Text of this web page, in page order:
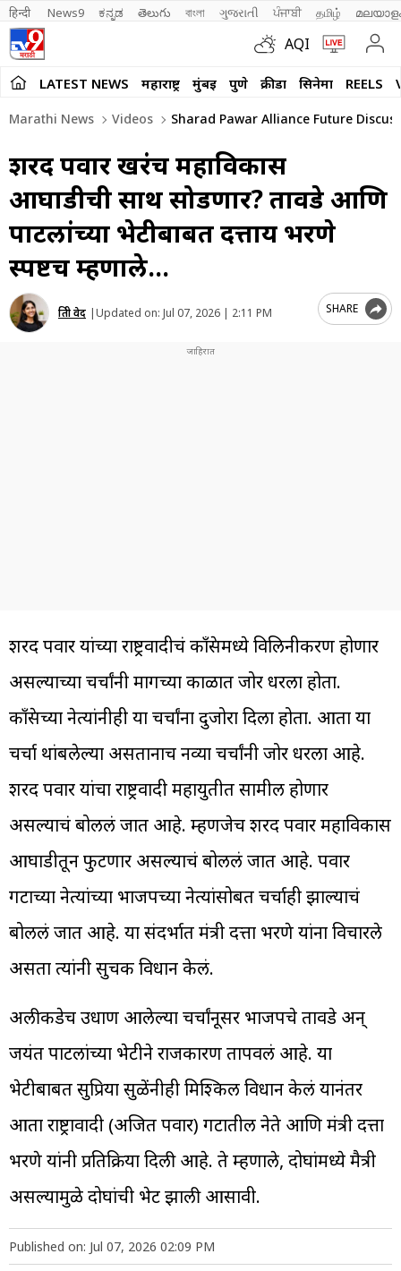
हिन्दी News9 ಕನ್ನಡ తెలుగు বাংলা ગુજરાતી ਪੰਜਾਬੀ தமிழ்
AQI
LATEST NEWS महाराष्ट्र मुंबई पुणे क्रीडा सिनेमा REELS
Marathi News Videos Sharad Pawar Alliance Future
शरद पवार खरंच महाविकास
आघाडीची साथ सोडणार? तावडे आणि
पाटलांच्या भेटीबाबत दत्तात्रय भरणे
स्पष्टच म्हणाले…
प्रिती वेद |Updated on: Jul 07, 2026 | 2:11 PM SHARE
शरद पवार यांच्या राष्ट्रवादीचं काँग्रेसमध्ये विलिनीकरण होणार
असल्याच्या चर्चांनी मागच्या काळात जोर धरला होता.
काँग्रेसच्या नेत्यांनीही या चर्चांना दुजोरा दिला होता. आता या
चर्चा थांबलेल्या असतानाच नव्या चर्चांनी जोर धरला आहे.
शरद पवार यांचा राष्ट्रवादी महायुतीत सामील होणार
असल्याचं बोललं जात आहे. म्हणजेच शरद पवार महाविकास
आघाडीतून फुटणार असल्याचं बोललं जात आहे. पवार
गटाच्या नेत्यांच्या भाजपच्या नेत्यांसोबत चर्चाही झाल्याचं
बोललं जात आहे. या संदर्भात मंत्री दत्ता भरणे यांना विचारले
असता त्यांनी सुचक विधान केलं.
अलीकडेच उधाण आलेल्या चर्चांनूसर भाजपचे तावडे अन्
जयंत पाटलांच्या भेटीने राजकारण तापवलं आहे. या
भेटीबाबत सुप्रिया सुळेंनीही मिश्किल विधान केलं यानंतर
आता राष्ट्रावादी (अजित पवार) गटातील नेते आणि मंत्री दत्ता
भरणे यांनी प्रतिक्रिया दिली आहे. ते म्हणाले, दोघांमध्ये मैत्री
असल्यामुळे दोघांची भेट झाली आसावी.
Published on: Jul 07, 2026 02:09 PM